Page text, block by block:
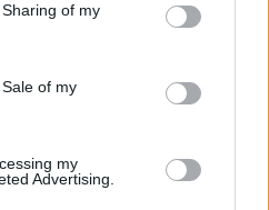
of my
of my
my
Advertising.
życzenia urodzinowe i z
deklaracji
spotkanie jest dla mnie
Polski –
sceny politycznej,